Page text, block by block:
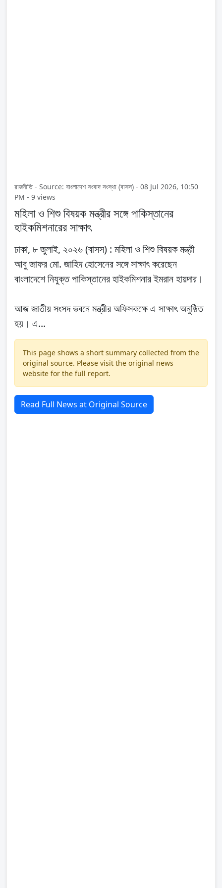
রাজনীতি - Source: বাংলাদেশ সংবাদ সংস্থা (বাসস) - 08 Jul 2026, 10:50
PM - 9 views
মহিলা ও শিশু বিষয়ক মন্ত্রীর সঙ্গে পাকিস্তানের
হাইকমিশনারের সাক্ষাৎ
ঢাকা, ৮ জুলাই, ২০২৬ (বাসস) : মহিলা ও শিশু বিষয়ক মন্ত্রী
আবু জাফর মো. জাহিদ হোসেনের সঙ্গে সাক্ষাৎ করেছেন
বাংলাদেশে নিযুক্ত পাকিস্তানের হাইকমিশনার ইমরান হায়দার।
আজ জাতীয় সংসদ ভবনে মন্ত্রীর অফিসকক্ষে এ সাক্ষাৎ অনুষ্ঠিত
হয়। এ...
This page shows a short summary collected from the
original source. Please visit the original news
website for the full report.
Read Full News at Original Source